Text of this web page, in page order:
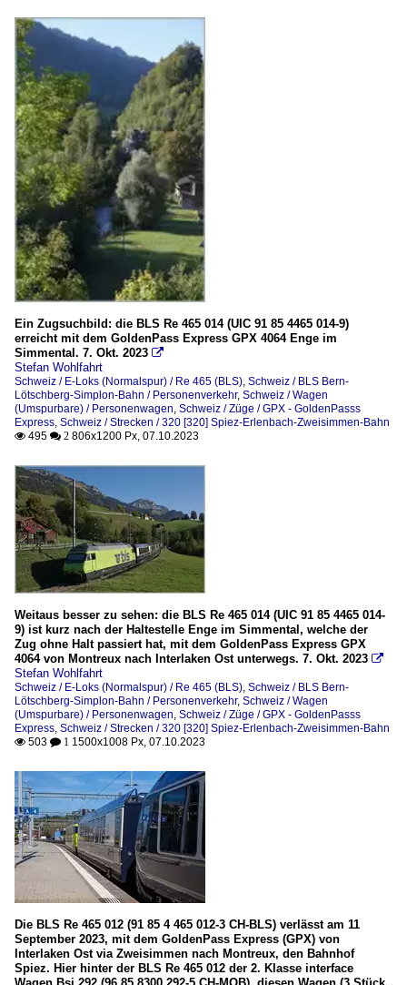
Ein Zugsuchbild: die BLS Re 465 014 (UIC 91 85 4465 014-9)
erreicht mit dem GoldenPass Express GPX 4064 Enge im
Simmental. 7. Okt. 2023 
Stefan Wohlfahrt
Schweiz / E-Loks (Normalspur) / Re 465 (BLS) Schweiz / BLS Bern-
Lötschberg-Simplon-Bahn / Personenverkehr, Schweiz / Wagen
(Umspurbare) / Personenwagen Schweiz / Züge / GPX - GoldenPasss
Express Schweiz / Strecken / 320 [320] Spiez-Erlenbach-Zweisimmen-Bahn
 495  2 806x1200 Px, 07.10.2023
Weitaus besser zu sehen: die BLS Re 465 014 (UIC 91 85 4465 014-
9) ist kurz nach der Haltestelle Enge im Simmental, welche der
Zug ohne Halt passiert hat, mit dem GoldenPass Express GPX
4064 von Montreux nach Interlaken Ost unterwegs. 7. Okt. 2023 
Stefan Wohlfahrt
Schweiz / E-Loks (Normalspur) / Re 465 (BLS) Schweiz / BLS Bern-
Lötschberg-Simplon-Bahn / Personenverkehr, Schweiz / Wagen
(Umspurbare) / Personenwagen Schweiz / Züge / GPX - GoldenPasss
Express Schweiz / Strecken / 320 [320] Spiez-Erlenbach-Zweisimmen-Bahn
 503  1 1500x1008 Px, 07.10.2023
Die BLS Re 465 012 (91 85 4 465 012-3 CH-BLS) verlässt am 11
September 2023, mit dem GoldenPass Express (GPX) von
Interlaken Ost via Zweisimmen nach Montreux, den Bahnhof
Spiez. Hier hinter der BLS Re 465 012 der 2. Klasse interface